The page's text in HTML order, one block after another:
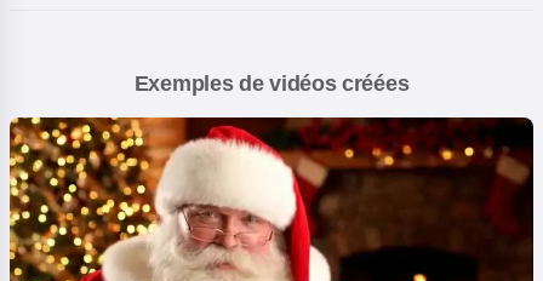
Exemples de vidéos créées